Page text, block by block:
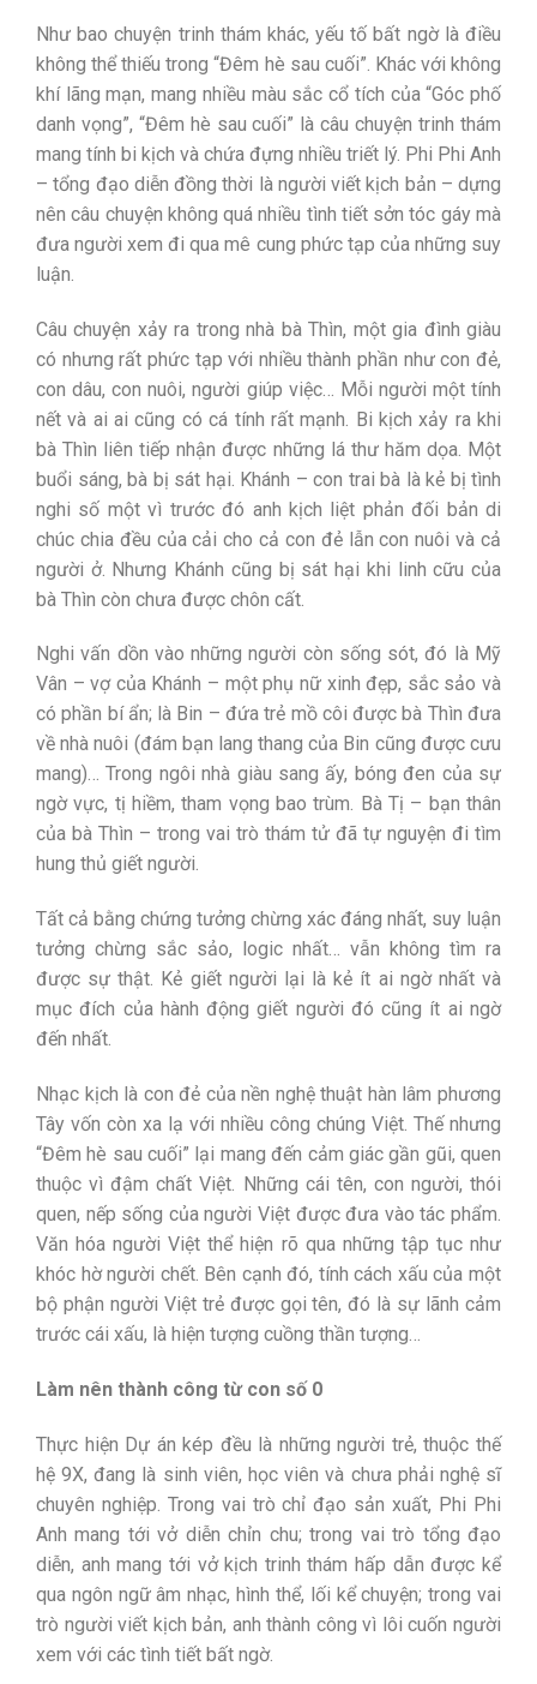
Như bao chuyện trinh thám khác, yếu tố bất ngờ là điều
không thể thiếu trong “Đêm hè sau cuối”. Khác với không
khí lãng mạn, mang nhiều màu sắc cổ tích của “Góc phố
danh vọng”, “Đêm hè sau cuối” là câu chuyện trinh thám
mang tính bi kịch và chứa đựng nhiều triết lý. Phi Phi Anh
– tổng đạo diễn đồng thời là người viết kịch bản – dựng
nên câu chuyện không quá nhiều tình tiết sởn tóc gáy mà
đưa người xem đi qua mê cung phức tạp của những suy
luận.
Câu chuyện xảy ra trong nhà bà Thìn, một gia đình giàu
có nhưng rất phức tạp với nhiều thành phần như con đẻ,
con dâu, con nuôi, người giúp việc… Mỗi người một tính
nết và ai ai cũng có cá tính rất mạnh. Bi kịch xảy ra khi
bà Thìn liên tiếp nhận được những lá thư hăm dọa. Một
buổi sáng, bà bị sát hại. Khánh – con trai bà là kẻ bị tình
nghi số một vì trước đó anh kịch liệt phản đối bản di
chúc chia đều của cải cho cả con đẻ lẫn con nuôi và cả
người ở. Nhưng Khánh cũng bị sát hại khi linh cữu của
bà Thìn còn chưa được chôn cất.
Nghi vấn dồn vào những người còn sống sót, đó là Mỹ
Vân – vợ của Khánh – một phụ nữ xinh đẹp, sắc sảo và
có phần bí ẩn; là Bin – đứa trẻ mồ côi được bà Thìn đưa
về nhà nuôi (đám bạn lang thang của Bin cũng được cưu
mang)… Trong ngôi nhà giàu sang ấy, bóng đen của sự
ngờ vực, tị hiềm, tham vọng bao trùm. Bà Tị – bạn thân
của bà Thìn – trong vai trò thám tử đã tự nguyện đi tìm
hung thủ giết người.
Tất cả bằng chứng tưởng chừng xác đáng nhất, suy luận
tưởng chừng sắc sảo, logic nhất… vẫn không tìm ra
được sự thật. Kẻ giết người lại là kẻ ít ai ngờ nhất và
mục đích của hành động giết người đó cũng ít ai ngờ
đến nhất.
Nhạc kịch là con đẻ của nền nghệ thuật hàn lâm phương
Tây vốn còn xa lạ với nhiều công chúng Việt. Thế nhưng
“Đêm hè sau cuối” lại mang đến cảm giác gần gũi, quen
thuộc vì đậm chất Việt. Những cái tên, con người, thói
quen, nếp sống của người Việt được đưa vào tác phẩm.
Văn hóa người Việt thể hiện rõ qua những tập tục như
khóc hờ người chết. Bên cạnh đó, tính cách xấu của một
bộ phận người Việt trẻ được gọi tên, đó là sự lãnh cảm
trước cái xấu, là hiện tượng cuồng thần tượng…
Làm nên thành công từ con số 0
Thực hiện Dự án kép đều là những người trẻ, thuộc thế
hệ 9X, đang là sinh viên, học viên và chưa phải nghệ sĩ
chuyên nghiệp. Trong vai trò chỉ đạo sản xuất, Phi Phi
Anh mang tới vở diễn chỉn chu; trong vai trò tổng đạo
diễn, anh mang tới vở kịch trinh thám hấp dẫn được kể
qua ngôn ngữ âm nhạc, hình thể, lối kể chuyện; trong vai
trò người viết kịch bản, anh thành công vì lôi cuốn người
xem với các tình tiết bất ngờ.